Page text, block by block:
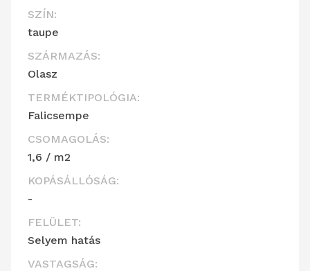
SZÍN:
taupe
SZÁRMAZÁS:
Olasz
TERMÉKTIPOLÓGIA:
Falicsempe
CSOMAGOLÁS:
1,6 / m2
KOPÁSÁLLÓSÁG:
-
FELÜLET:
Selyem hatás
VASTAGSÁG: